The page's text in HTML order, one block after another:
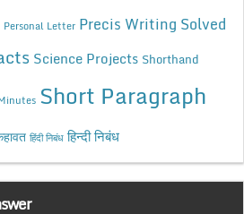
Personal Letter Precis Writing Solved
Science Projects Shorthand
Short Paragraph
हिंदी निबंध हिन्दी निबंध